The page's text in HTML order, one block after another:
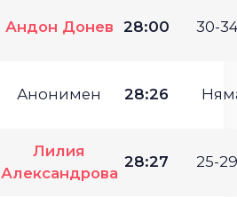
Андон Донев 28:00 30-
Анонимен 28:26
Лилия
Александрова
28:27 25-